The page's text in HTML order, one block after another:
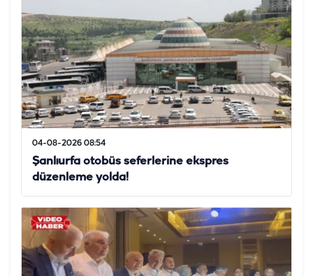
04-08-2026 08:54
Şanlıurfa otobüs seferlerine ekspres
düzenleme yolda!